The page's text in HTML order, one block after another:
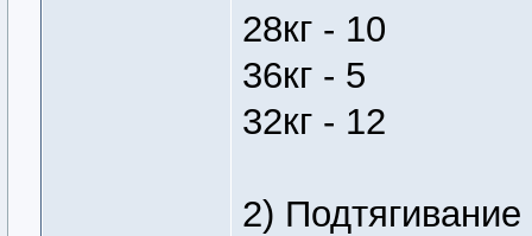
28кг - 10
36кг - 5
32кг - 12
2) Подтягивание